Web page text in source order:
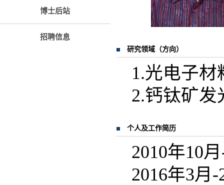
博士后站
招聘信息
研究领域（方向）
1.光电子材
2.钙钛矿发
个人及工作简历
2010年10
2016年3月